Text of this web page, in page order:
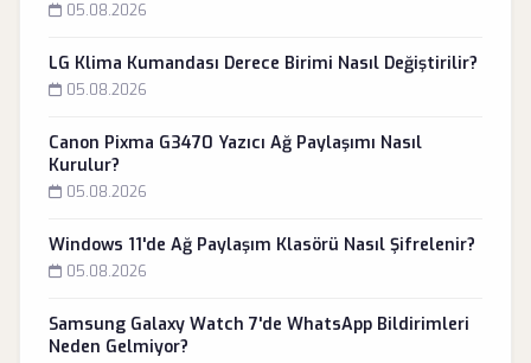
05.08.2026
LG Klima Kumandası Derece Birimi Nasıl Değiştirilir?
05.08.2026
Canon Pixma G3470 Yazıcı Ağ Paylaşımı Nasıl
Kurulur?
05.08.2026
Windows 11'de Ağ Paylaşım Klasörü Nasıl Şifrelenir?
05.08.2026
Samsung Galaxy Watch 7'de WhatsApp Bildirimleri
Neden Gelmiyor?